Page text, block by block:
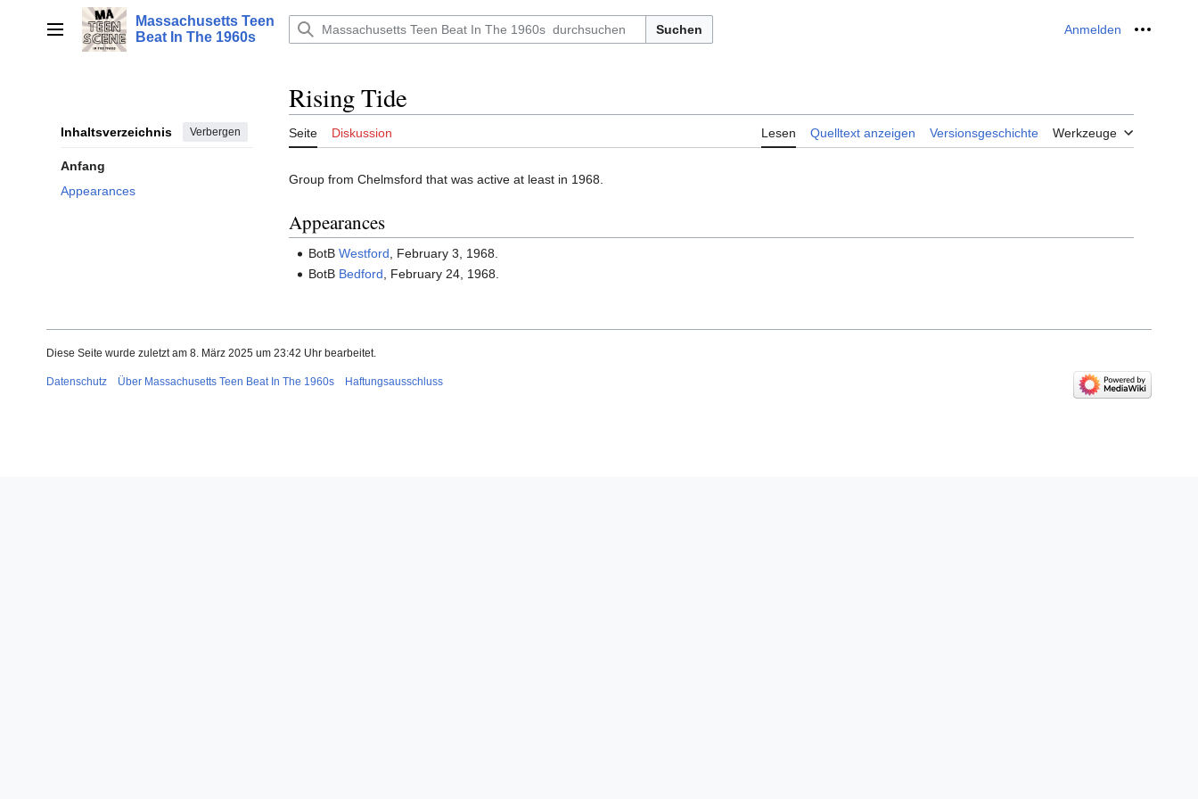
springenHauptmenü
Massachusetts Teen
Beat In The 1960s
Suchen Anmelden Meine
Inhaltsverzeichnis Verbergen
Anfang
Appearances
Rising Tide
Seite Diskussion Lesen Quelltext anzeigen Versionsgeschichte Werkzeuge
Group from Chelmsford that was active at least in 1968.
Appearances
BotBWestford , February 3, 1968.
BotB Bedford , February 24, 1968.
Diese Seite wurde zuletzt am 8. März 2025 um 23:42 Uhr bearbeitet.
Datenschutz Über Massachusetts Teen Beat In The 1960s Haftungsausschluss